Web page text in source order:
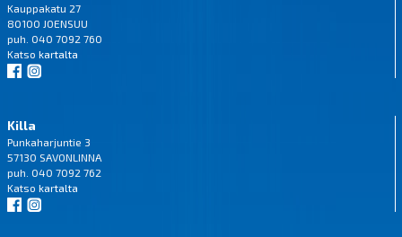
Kauppakatu 27
80100 JOENSUU
puh. 040 7092 760
Katso kartalta
Killa
Punkaharjuntie 3
57130 SAVONLINNA
puh. 040 7092 762
Katso kartalta